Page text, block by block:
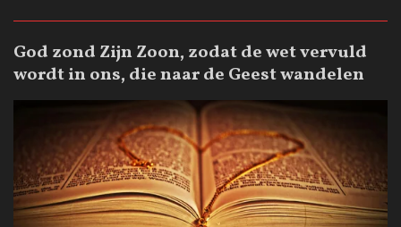
God zond Zijn Zoon, zodat de wet vervuld
wordt in ons, die naar de Geest wandelen